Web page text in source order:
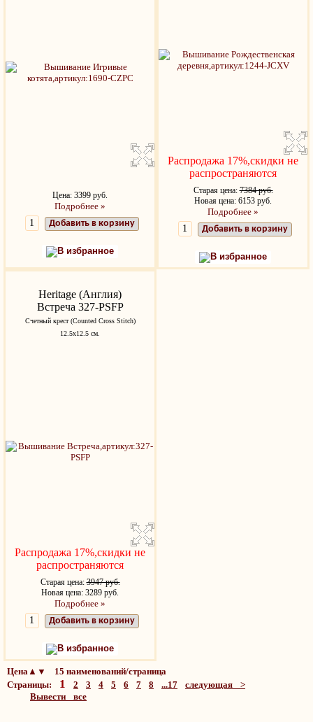
Цена: 3399 руб.
Подробнее »
Добавить в корзину
В избранное
Распродажа 17%,скидки не
распространяются
Старая цена:7384 руб.
Новая цена: 6153 руб.
Подробнее »
Добавить в корзину
В избранное
Heritage (Англия)
Встреча 327-PSFP
Счетный крест (Counted Cross Stitch)
12.5х12.5 см.
Распродажа 17%,скидки не
распространяются
Старая цена:3947 руб.
Новая цена: 3289 руб.
Подробнее »
Добавить в корзину
В избранное
Цена▲▼ 15 наименований/страница
Страницы: 1 2 3 4 5 6 7 8 ...17
следующая >
Вывести все